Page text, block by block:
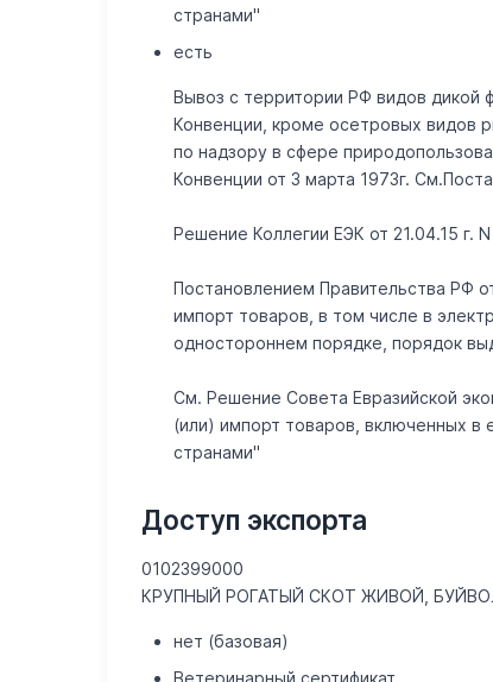
странами"
есть
Вывоз с территории РФ видов дикой
Конвенции, кроме осетровых видов
по надзору в сфере
Конвенции от 3 марта 1973г.
Решение Коллегии ЕЭК от 21.04.15
Постановлением Правительства РФ
импорт товаров, в том числе в
одностороннем порядке, порядок
См. Решение Совета Евразийской
(или) импорт товаров, включенных в
странами"
Доступ экспорта
0102399000
КРУПНЫЙ РОГАТЫЙ СКОТ ЖИВОЙ,
нет (базовая)
Ветеринарный сертификат